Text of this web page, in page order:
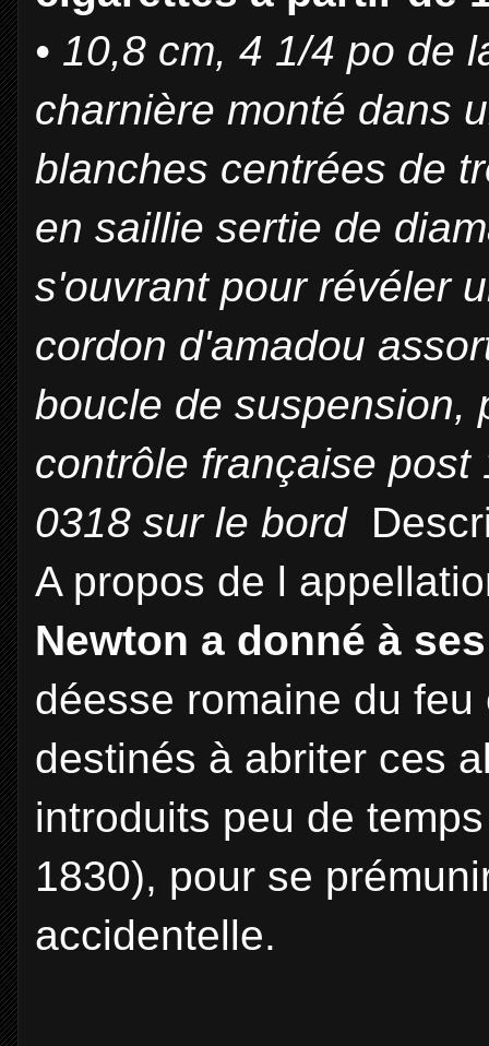
• 10,8 cm, 4 1/4 po de
charnière monté dans
blanches centrées de
en saillie sertie de
s'ouvrant pour révéler
cordon d'amadou
boucle de suspension,
contrôle française
0318 sur le bord
A propos de l
Newton a donné à
déesse romaine du
destinés à abriter ces
introduits peu de
1830), pour se
accidentelle.